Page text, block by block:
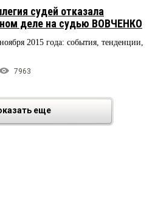
судей отказала
деле на судью ВОВЧЕНКО
2015 года: события, тенденции,
7963
еще